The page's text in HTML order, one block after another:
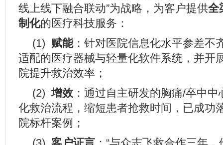
线上线下融合联动”为战略，为客户提供全
制化的医疗科技服务：
(1) 赋能：针对医院信息化水平参差不
适配的医疗器械与轻量化软件系统，并开
院提升救治效率；
(2)增效 ：通过自主研发的胸痛/卒中
化救治流程，缩短患者抢救时间，已成功
院标杆案例；